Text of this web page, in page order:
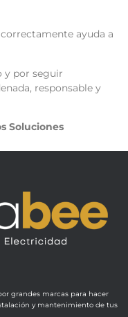
ayuda a
y por seguir
responsable y
Soluciones
grandes marcas para hacer
y mantenimiento de tus